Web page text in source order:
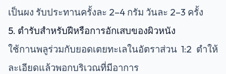
เป็นผง รับประทานครั้งละ 2–4 กรัม วันละ 2–3 ครั้ง
5. ตำรับสำหรับฝีหรือการอักเสบของผิวหนัง
ใช้กานพลูร่วมกับยอดเตยทะเลในอัตราส่วน 1:2 ตำให้
ละเอียดแล้วพอกบริเวณที่มีอาการ